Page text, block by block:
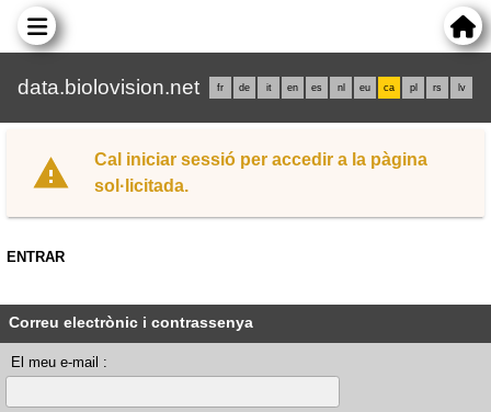
data.biolovision.net fr de it en es nl eu ca pl rs lv
Cal iniciar sessió per accedir a la pàgina
sol·licitada.
ENTRAR
Correu electrònic i contrassenya
El meu e-mail :